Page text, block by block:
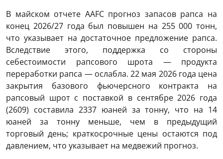
В майском отчете AAFC прогноз запасов рапса на
конец 2026/27 года был повышен на 255 000 тонн,
что указывает на достаточное предложение рапса.
Вследствие этого, поддержка со стороны
себестоимости рапсового шрота — продукта
переработки рапса — ослабла. 22 мая 2026 года цена
закрытия базового фьючерсного контракта на
рапсовый шрот с поставкой в ​​сентябре 2026 года
(2609) составила 2337 юаней за тонну, что на 14
юаней за тонну меньше, чем в предыдущий
торговый день; краткосрочные цены остаются под
давлением, что указывает на медвежий прогноз.